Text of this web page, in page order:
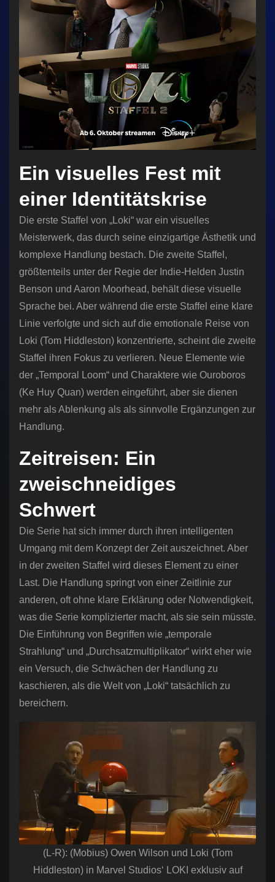
Ein visuelles Fest mit
einer Identitätskrise
Die erste Staffel von „Loki“ war ein visuelles
Meisterwerk, das durch seine einzigartige Ästhetik und
komplexe Handlung bestach. Die zweite Staffel,
größtenteils unter der Regie der Indie-Helden Justin
Benson und Aaron Moorhead, behält diese visuelle
Sprache bei. Aber während die erste Staffel eine klare
Linie verfolgte und sich auf die emotionale Reise von
Loki (Tom Hiddleston) konzentrierte, scheint die zweite
Staffel ihren Fokus zu verlieren. Neue Elemente wie
der „Temporal Loom“ und Charaktere wie Ouroboros
(Ke Huy Quan) werden eingeführt, aber sie dienen
mehr als Ablenkung als als sinnvolle Ergänzungen zur
Handlung.
Zeitreisen: Ein
zweischneidiges
Schwert
Die Serie hat sich immer durch ihren intelligenten
Umgang mit dem Konzept der Zeit auszeichnet. Aber
in der zweiten Staffel wird dieses Element zu einer
Last. Die Handlung springt von einer Zeitlinie zur
anderen, oft ohne klare Erklärung oder Notwendigkeit,
was die Serie komplizierter macht, als sie sein müsste.
Die Einführung von Begriffen wie „temporale
Strahlung“ und „Durchsatzmultiplikator“ wirkt eher wie
ein Versuch, die Schwächen der Handlung zu
kaschieren, als die Welt von „Loki“ tatsächlich zu
bereichern.
(L-R): (Mobius) Owen Wilson und Loki (Tom
Hiddleston) in Marvel Studios‘ LOKI exklusiv auf